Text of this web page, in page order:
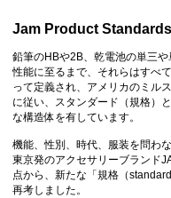
Jam Product
鉛筆のHBや2B、乾電池の単三
性能に至るまで、それらはすべ
って定義され、アメリカのミル
に従い、スタンダード（規格）
な構造体を有しています。
機能、性別、時代、服装を問わ
東京発のアクセサリーブランド
点から、新たな「規格（
再考しました。